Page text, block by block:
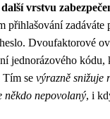
další vrstvu
přihlašování zadáváte
Dvoufaktorové
jednorázového kódu,
se výrazně snižuje
někdo nepovolaný, i